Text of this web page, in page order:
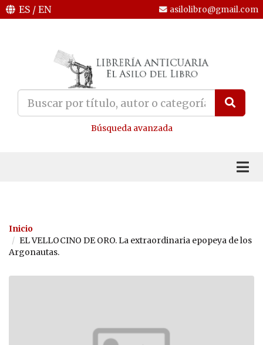
ES / EN asilolibro@gmail.com
Búsqueda avanzada
Inicio
EL VELLOCINO DE ORO. La extraordinaria epopeya de los
Argonautas.